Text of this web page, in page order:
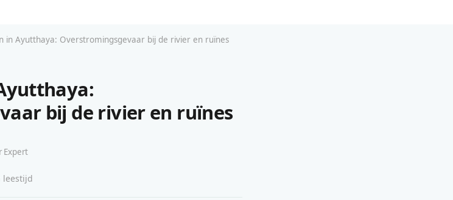
in Ayutthaya: Overstromingsgevaar bij de rivier en ruïnes
bij de rivier en ruïnes
Expert
leestijd